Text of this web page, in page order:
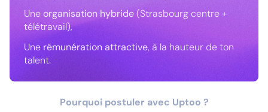
Uneorganisation hybride(Strasbourg centre +
télétravail),
Une rémunération attractive, à la hauteur de ton
talent.
Pourquoi postuler avec Uptoo ?